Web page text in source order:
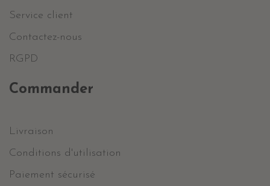
Service client
Contactez-nous
RGPD
Commander
Livraison
Conditions d'utilisation
Paiement sécurisé